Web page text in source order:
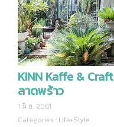
KINN Kaffe &
ลาดพร้าว
1 มิ.ย. 2561
Categories : Life+Style